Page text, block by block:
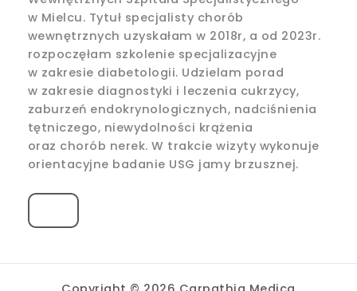
w Mielcu. Tytuł specjalisty chorób
wewnętrznych uzyskałam w 2018r, a od 2023r.
rozpoczęłam szkolenie specjalizacyjne
w zakresie diabetologii. Udzielam porad
w zakresie diagnostyki i leczenia cukrzycy,
zaburzeń endokrynologicznych, nadciśnienia
tętniczego, niewydolności krążenia
oraz chorób nerek. W trakcie wizyty wykonuje
orientacyjne badanie USG jamy brzusznej.